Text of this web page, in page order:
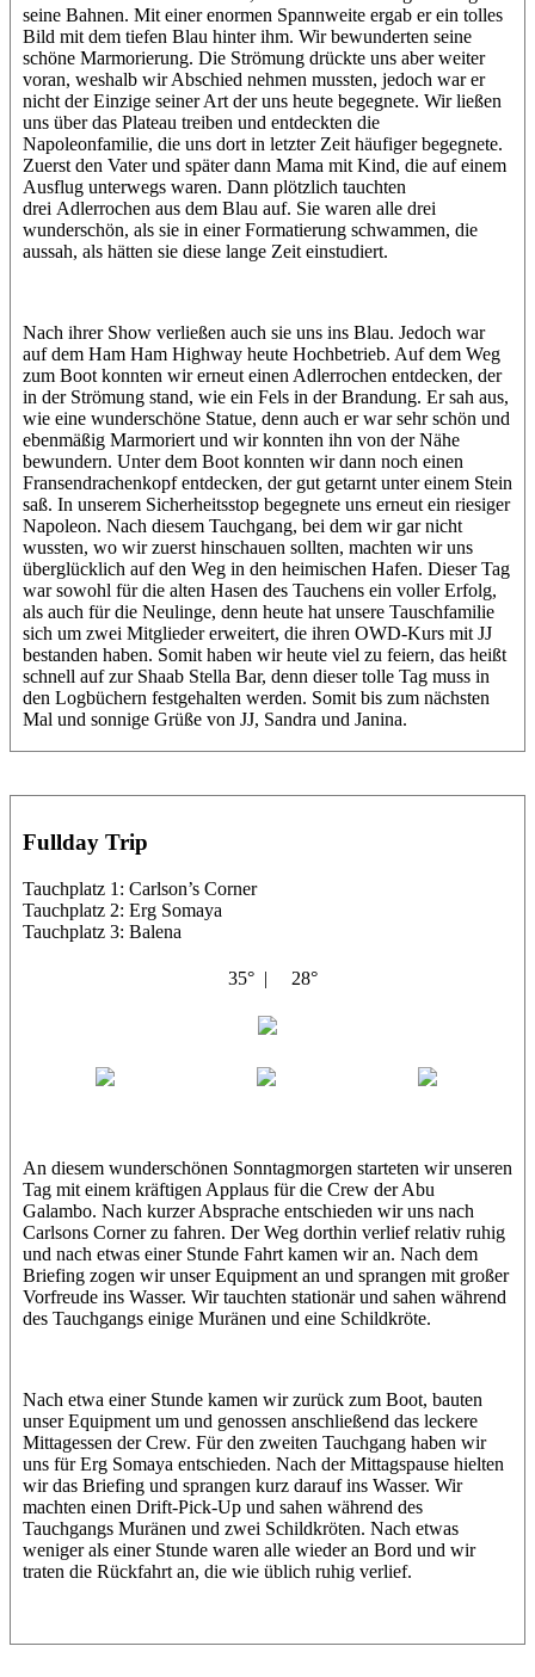
seine Bahnen. Mit einer enormen Spannweite ergab er ein tolles
Bild mit dem tiefen Blau hinter ihm. Wir bewunderten seine
schöne Marmorierung. Die Strömung drückte uns aber weiter
voran, weshalb wir Abschied nehmen mussten, jedoch war er
nicht der Einzige seiner Art der uns heute begegnete. Wir ließen
uns über das Plateau treiben und entdeckten die
Napoleonfamilie, die uns dort in letzter Zeit häufiger begegnete.
Zuerst den Vater und später dann Mama mit Kind, die auf einem
Ausflug unterwegs waren. Dann plötzlich tauchten
drei Adlerrochen aus dem Blau auf. Sie waren alle drei
wunderschön, als sie in einer Formatierung schwammen, die
aussah, als hätten sie diese lange Zeit einstudiert.
Nach ihrer Show verließen auch sie uns ins Blau. Jedoch war
auf dem Ham Ham Highway heute Hochbetrieb. Auf dem Weg
zum Boot konnten wir erneut einen Adlerrochen entdecken, der
in der Strömung stand, wie ein Fels in der Brandung. Er sah aus,
wie eine wunderschöne Statue, denn auch er war sehr schön und
ebenmäßig Marmoriert und wir konnten ihn von der Nähe
bewundern. Unter dem Boot konnten wir dann noch einen
Fransendrachenkopf entdecken, der gut getarnt unter einem Stein
saß. In unserem Sicherheitsstop begegnete uns erneut ein riesiger
Napoleon. Nach diesem Tauchgang, bei dem wir gar nicht
wussten, wo wir zuerst hinschauen sollten, machten wir uns
überglücklich auf den Weg in den heimischen Hafen. Dieser Tag
war sowohl für die alten Hasen des Tauchens ein voller Erfolg,
als auch für die Neulinge, denn heute hat unsere Tauschfamilie
sich um zwei Mitglieder erweitert, die ihren OWD-Kurs mit JJ
bestanden haben. Somit haben wir heute viel zu feiern, das heißt
schnell auf zur Shaab Stella Bar, denn dieser tolle Tag muss in
den Logbüchern festgehalten werden. Somit bis zum nächsten
Mal und sonnige Grüße von JJ, Sandra und Janina.
Fullday Trip
Tauchplatz 1: Carlson’s Corner
Tauchplatz 2: Erg Somaya
Tauchplatz 3: Balena
35° | 28°
An diesem wunderschönen Sonntagmorgen starteten wir unseren
Tag mit einem kräftigen Applaus für die Crew der Abu
Galambo. Nach kurzer Absprache entschieden wir uns nach
Carlsons Corner zu fahren. Der Weg dorthin verlief relativ ruhig
und nach etwas einer Stunde Fahrt kamen wir an. Nach dem
Briefing zogen wir unser Equipment an und sprangen mit großer
Vorfreude ins Wasser. Wir tauchten stationär und sahen während
des Tauchgangs einige Muränen und eine Schildkröte.
Nach etwa einer Stunde kamen wir zurück zum Boot, bauten
unser Equipment um und genossen anschließend das leckere
Mittagessen der Crew. Für den zweiten Tauchgang haben wir
uns für Erg Somaya entschieden. Nach der Mittagspause hielten
wir das Briefing und sprangen kurz darauf ins Wasser. Wir
machten einen Drift-Pick-Up und sahen während des
Tauchgangs Muränen und zwei Schildkröten. Nach etwas
weniger als einer Stunde waren alle wieder an Bord und wir
traten die Rückfahrt an, die wie üblich ruhig verlief.